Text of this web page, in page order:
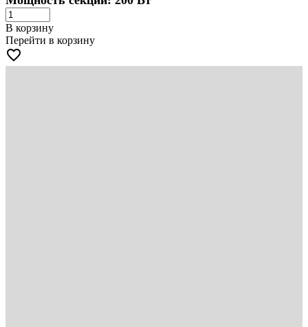
В корзину
Перейти в корзину
favorite_border